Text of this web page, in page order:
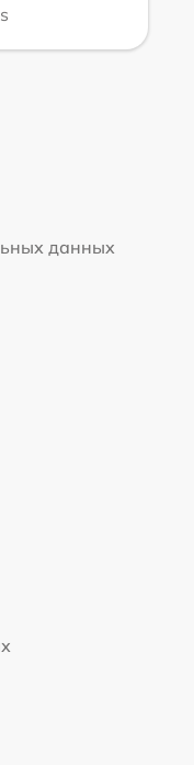
данных